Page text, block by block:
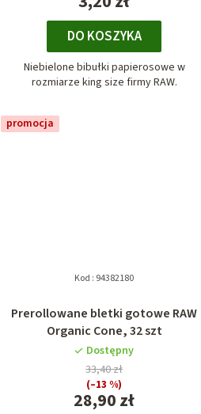
DO KOSZYKA
Niebielone bibułki papierosowe w
rozmiarze king size firmy RAW.
promocja
Prerollowane bletki gotowe RAW
Organic Cone, 32 szt
Dostępny
28,90 zł
33,40 zł
(–13 %)
Kod : 94382180